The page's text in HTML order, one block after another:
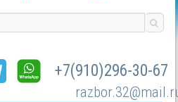
+7(910)296-30-67